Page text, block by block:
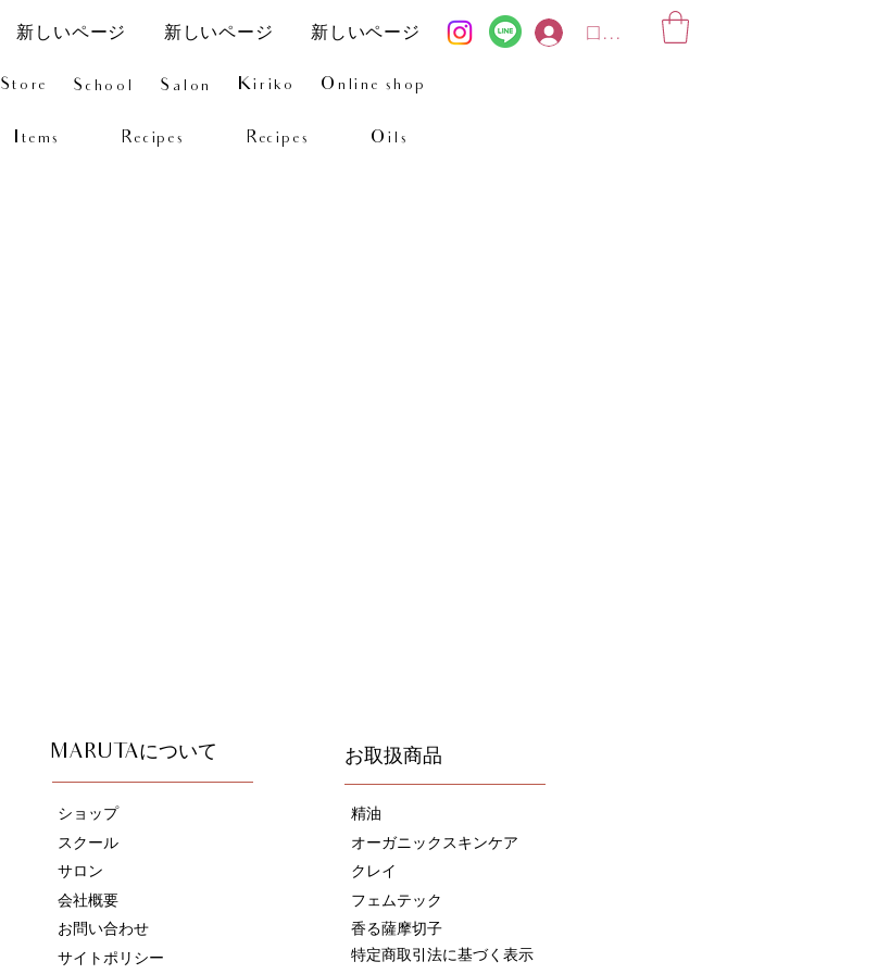
新しいページ 新しいページ 新しいページ
Store School Salon Kiriko Online shop
Items Recipes Recipes Oils
ログイン
MARUTAについて
ショップ
スクール
サロン
会社概要
お問い合わせ
サイトポリシー
お取扱商品
精油
オーガニックスキンケア
​クレイ
フェムテック
香る薩摩切子
特定商取引法に基づく表示